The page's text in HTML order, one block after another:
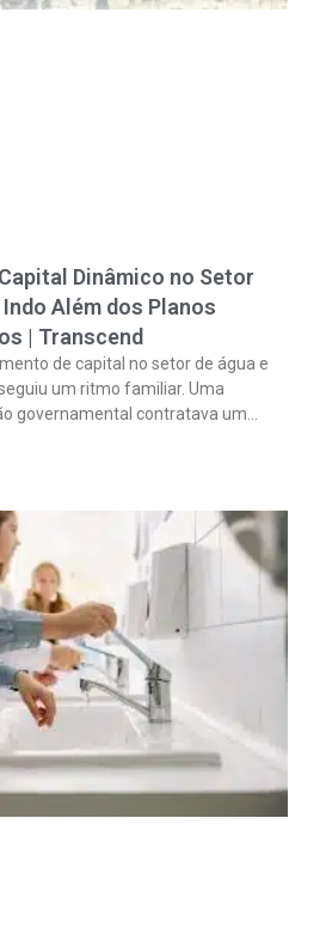
Dinâmico no Setor
Além dos Planos
| Transcend
de capital no setor de água e
um ritmo familiar. Uma
governamental contratava um